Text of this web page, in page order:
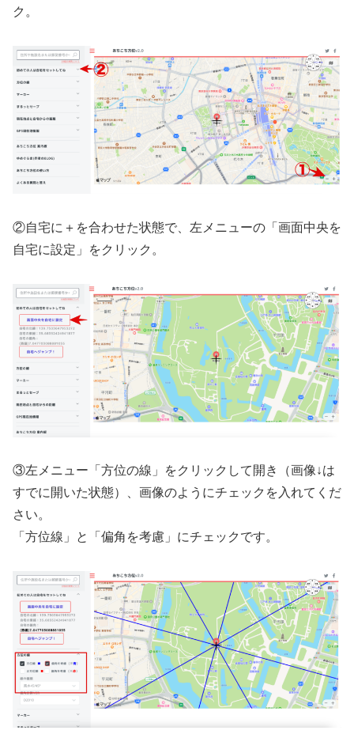
ク。
②自宅に＋を合わせた状態で、左メニューの「画面中央を
自宅に設定」をクリック。
③左メニュー「方位の線」をクリックして開き（画像↓は
すでに開いた状態）、画像のようにチェックを入れてくだ
さい。
「方位線」と「偏角を考慮」にチェックです。